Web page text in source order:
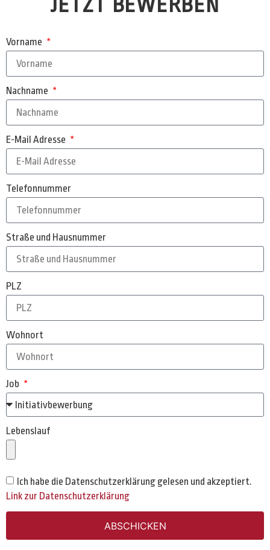
JETZT BEWERBEN
Vorname
Nachname
E-Mail Adresse
Telefonnummer
Straße und Hausnummer
PLZ
Wohnort
Job
Lebenslauf
Ich habe die Datenschutzerklärung gelesen und akzeptiert.
Link zur Datenschutzerklärung
ABSCHICKEN